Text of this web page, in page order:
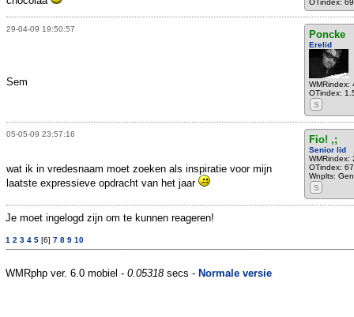
29-04-09 19:50:57 Poncke
Erelid
WMRindex:
OTindex:
S
Sem
05-05-09 23:57:16 Fio! ,;
Senior lid
WMRindex:
OTindex: 67
Wnplts:
S
wat ik in vredesnaam moet zoeken als inspiratie voor mijn
laatste expressieve opdracht van het jaar
Je moet ingelogd zijn om te kunnen reageren!
1 2 3 4 5 [6] 7 8 9 10
WMRphp ver. 6.0 mobiel - 0.05318secs - Normale versie